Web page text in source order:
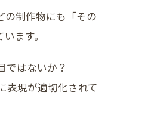
の制作物にも「その
ます。
ではないか？
表現が適切化されて